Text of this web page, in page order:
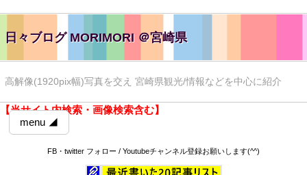
日々ブログ MORIMORI ＠宮崎県
高解像(1920pix幅)写真を交え 宮崎県観光/情報などを中心に紹介
【当サイト内検索・画像検索含む】
menu ◢
FB・twitter フォロー / Youtubeチャンネル登録お願いします(^^)